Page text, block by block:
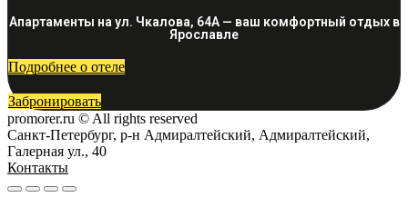
Апартаменты на ул. Чкалова, 64А — ваш комфортный отдых в
Ярославле
Подробнее о отеле
Забронировать
promorer.ru © All rights reserved
Санкт-Петербург, р-н Адмиралтейский, Адмиралтейский,
Галерная ул., 40
Контакты